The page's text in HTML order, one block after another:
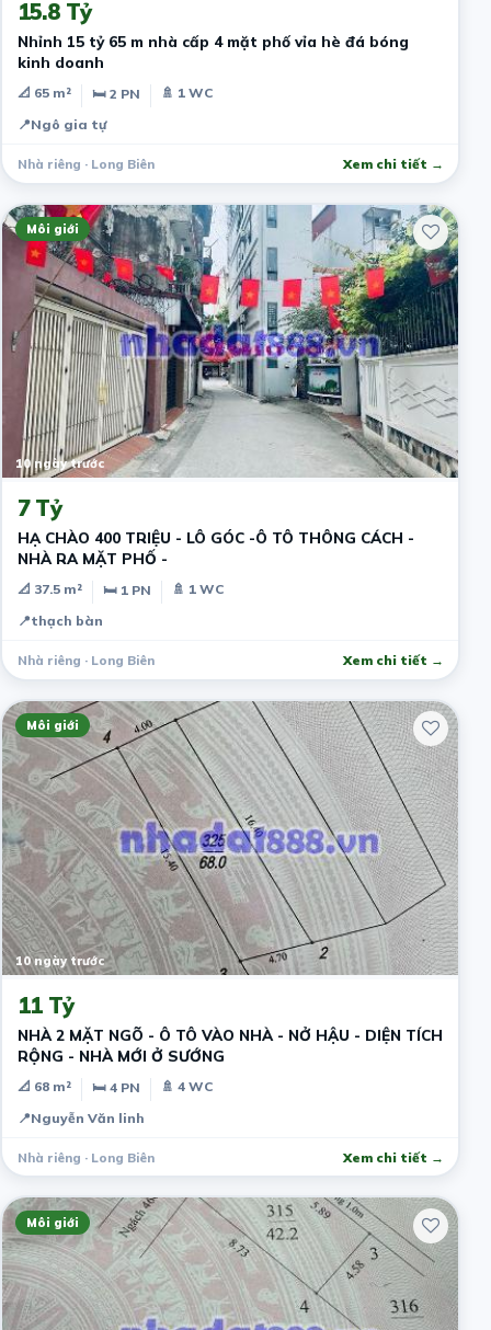
15.8 Tỷ
Nhỉnh 15 tỷ 65 m nhà cấp 4 mặt phố vỉa hè đá bóng
kinh doanh
📐 65 m² 🛏 2 PN
🚿 1 WC
📍Ngô gia tự
Nhà riêng · Long Biên Xem chi tiết →
Môi giới
10 ngày trước
7 Tỷ
HẠ CHÀO 400 TRIỆU - LÔ GÓC -Ô TÔ THÔNG CÁCH -
NHÀ RA MẶT PHỐ -
📐 37.5 m² 🛏 1 PN
🚿 1 WC
📍thạch bàn
Nhà riêng · Long Biên Xem chi tiết →
Môi giới
10 ngày trước
11 Tỷ
NHÀ 2 MẶT NGÕ - Ô TÔ VÀO NHÀ - NỞ HẬU - DIỆN TÍCH
RỘNG - NHÀ MỚI Ở SƯỚNG
📐 68 m² 🛏 4 PN
🚿 4 WC
📍Nguyễn Văn linh
Nhà riêng · Long Biên Xem chi tiết →
Môi giới